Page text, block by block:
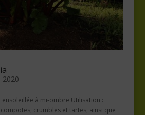
2020
ensoleillée à mi-ombre Utilisation :
crumbles et tartes, ainsi que